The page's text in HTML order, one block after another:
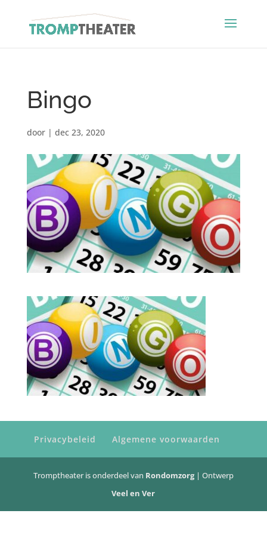
Bingo
door | dec 23, 2020
Privacybeleid Algemene voorwaarden
Tromptheater is onderdeel van Rondomzorg | Ontwerp
Veel en Ver